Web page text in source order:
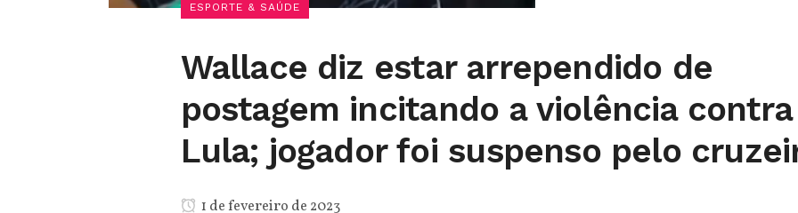
ESPORTE & SAÚDE
Wallace diz estar arrependido de
postagem incitando a violência contra
Lula; jogador foi suspenso pelo
1 de fevereiro de 2023